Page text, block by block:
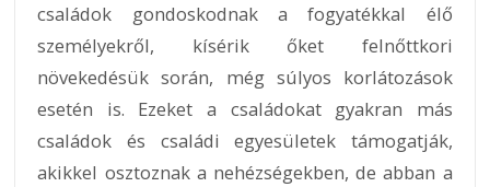
családok gondoskodnak a fogyatékkal élő
személyekről, kísérik őket felnőttkori
növekedésük során, még súlyos korlátozások
esetén is. Ezeket a családokat gyakran más
családok és családi egyesületek támogatják,
akikkel osztoznak a nehézségekben, de abban a